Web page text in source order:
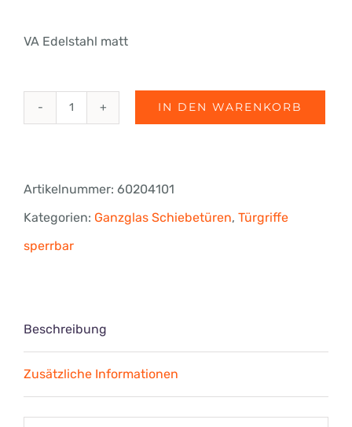
VA Edelstahl matt
fri-
Menge
IN DEN WARENKORB
Artikelnummer: 60204101
Kategorien: Ganzglas Schiebetüren, Türgriffe
sperrbar
Beschreibung
Zusätzliche Informationen